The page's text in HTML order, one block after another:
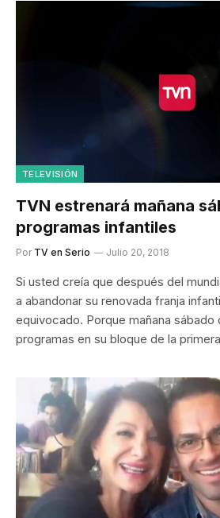
TELEVISIÓN
TVN estrenará mañana
programas infantiles
Por TV en Serio Julio 20, 2018
Si usted creía que después del
a abandonar su renovada franja
equivocado. Porque mañana sábado
programas en su bloque de la